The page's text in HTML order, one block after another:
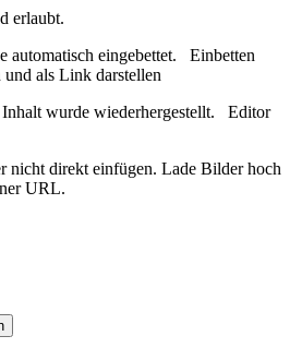
erlaubt.
automatisch eingebettet. Einbetten
als Link darstellen
wurde wiederhergestellt. Editor
nicht direkt einfügen. Lade Bilder hoch
URL.